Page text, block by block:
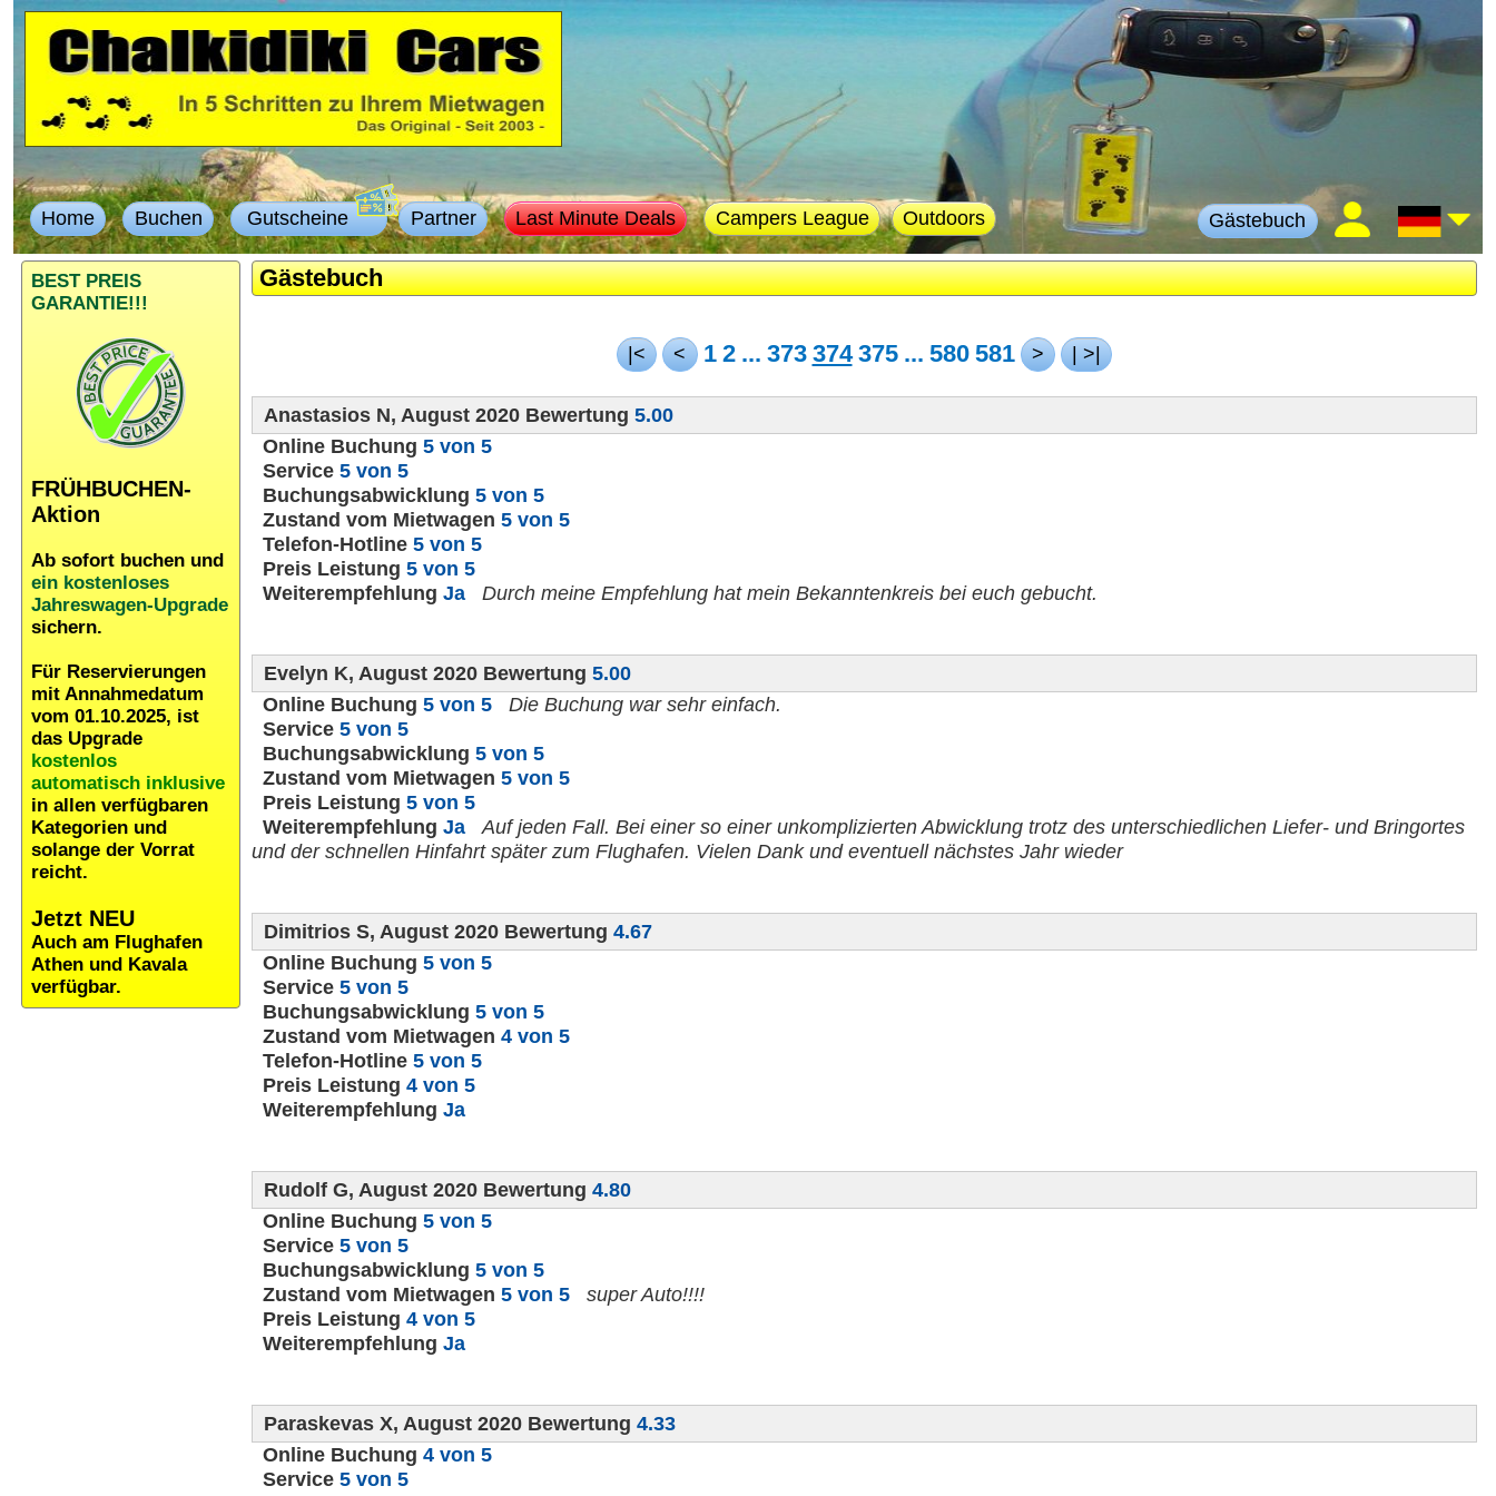
Home Buchen Gutscheine Partner Last Minute Deals Campers League Outdoors Gästebuch
BEST PREIS
GARANTIE!!!
FRÜHBUCHEN-
Aktion
Ab sofort buchen und
ein kostenloses
Jahreswagen-Upgrade
sichern.
Für Reservierungen
mit Annahmedatum
vom 01.10.2025, ist
das Upgrade
kostenlos
automatisch inklusive
in allen verfügbaren
Kategorien und
solange der Vorrat
reicht.
Jetzt NEU
Auch am Flughafen
Athen und Kavala
verfügbar.
Gästebuch
|< < 1 2 ... 373 374 375 ... 580 581 > | >|
Anastasios N, August 2020 Bewertung 5.00
Online Buchung 5 von 5
Service 5 von 5
Buchungsabwicklung 5 von 5
Zustand vom Mietwagen 5 von 5
Telefon-Hotline 5 von 5
Preis Leistung 5 von 5
Weiterempfehlung Ja Durch meine Empfehlung hat mein Bekanntenkreis bei euch gebucht.
Evelyn K, August 2020 Bewertung 5.00
Online Buchung 5 von 5
Die Buchung war sehr einfach.
Service 5 von 5
Buchungsabwicklung 5 von 5
Zustand vom Mietwagen 5 von 5
Preis Leistung 5 von 5
Weiterempfehlung Ja
Auf jeden Fall. Bei einer so einer unkomplizierten Abwicklung trotz des unterschiedlichen Liefer- und Bringortes
und der schnellen Hinfahrt später zum Flughafen. Vielen Dank und eventuell nächstes Jahr wieder
Dimitrios S, August 2020 Bewertung 4.67
Online Buchung 5 von 5
Service 5 von 5
Buchungsabwicklung 5 von 5
Zustand vom Mietwagen 4 von 5
Telefon-Hotline 5 von 5
Preis Leistung 4 von 5
Weiterempfehlung Ja
Rudolf G, August 2020 Bewertung 4.80
Online Buchung 5 von 5
Service 5 von 5
Buchungsabwicklung 5 von 5
Zustand vom Mietwagen 5 von 5
super Auto!!!!
Preis Leistung 4 von 5
Weiterempfehlung Ja
Paraskevas X, August 2020 Bewertung 4.33
Online Buchung 4 von 5
Service 5 von 5